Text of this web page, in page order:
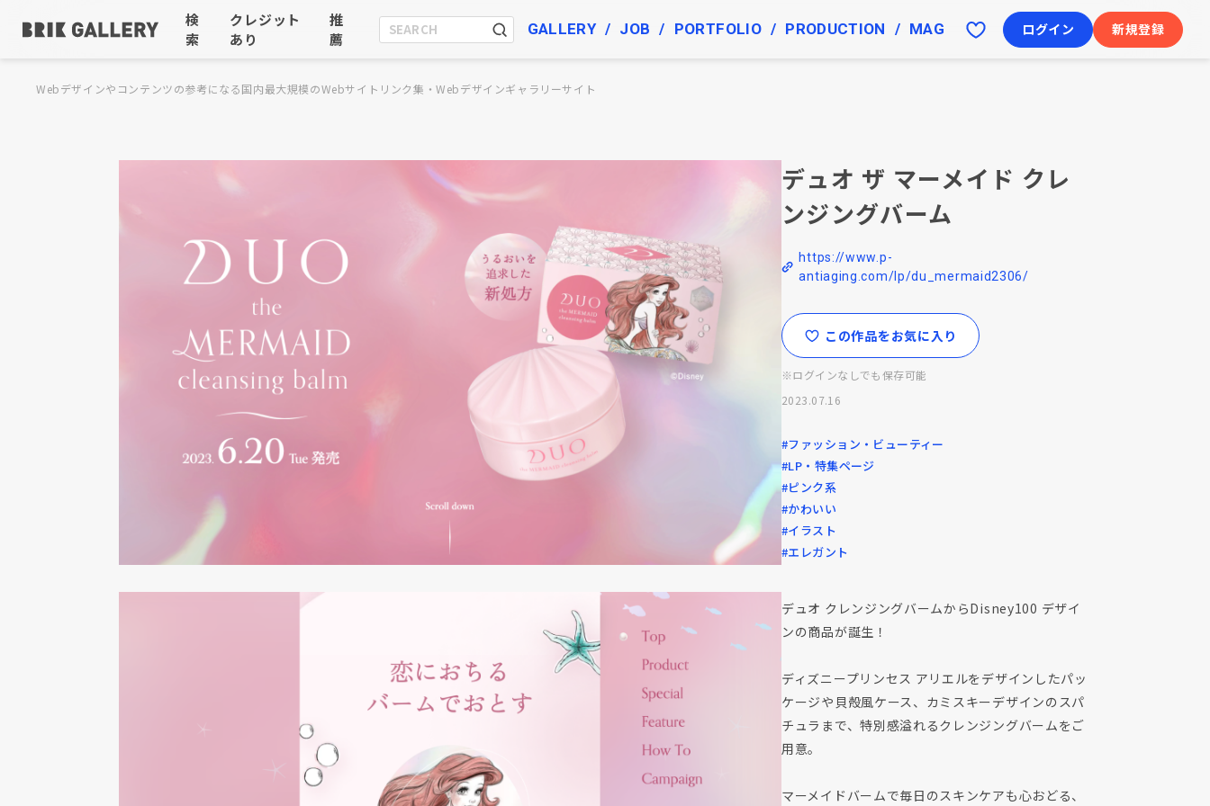
検
索
クレジット
あり
推
薦
GALLERY JOB PORTFOLIO PRODUCTION MAG ログイン 新規登録
Webデザインやコンテンツの参考になる国内最大規模のWebサイトリンク集・Webデザインギャラリーサイト
デュオ ザ マーメイド クレ
ンジングバーム
https://www.p-
antiaging.com/lp/du_mermaid2306/
この作品をお気に入り
※ログインなしでも保存可能
2023.07.16
#ファッション・ビューティー
#LP・特集ページ
#ピンク系
#かわいい
#イラスト
#エレガント
デュオ クレンジングバームからDisney100 デザイ
ンの商品が誕生！
ディズニープリンセス アリエルをデザインしたパッ
ケージや貝殻風ケース、カミスキーデザインのスパ
チュラまで、特別感溢れるクレンジングバームをご
用意。
マーメイドバームで毎日のスキンケアも心おどる、